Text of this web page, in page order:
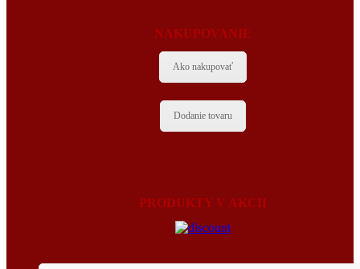
NAKUPOVANIE
Ako nakupovať
Dodanie tovaru
PRODUKTY V AKCII